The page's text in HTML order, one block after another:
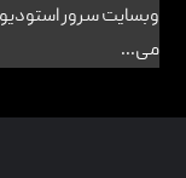
وبسایت سرور استودیو
می...